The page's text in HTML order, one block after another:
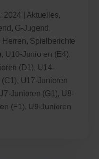
2024 Aktuelles,
, G-Jugend ,
Herren, Spielberichte
, U10-Junioren (E4),
(D1), U14-
(C1), U17-Junioren
Junioren (G1), U8-
(F1), U9-Junioren